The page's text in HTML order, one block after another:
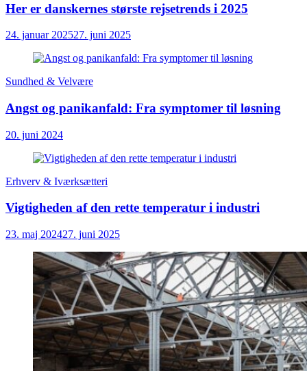
Her er danskernes største rejsetrends i 2025
24. januar 202527. juni 2025
Sundhed & Velvære
Angst og panikanfald: Fra symptomer til løsning
20. juni 2024
Erhverv & Iværksætteri
Vigtigheden af den rette temperatur i industri
23. maj 202427. juni 2025